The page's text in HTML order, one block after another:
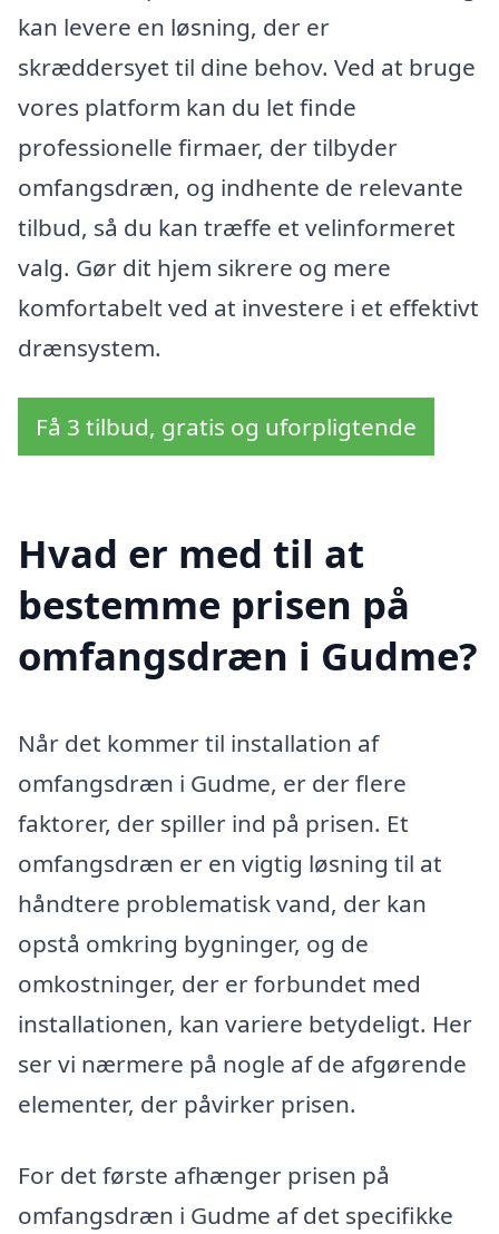
kan levere en løsning, der er
skræddersyet til dine behov. Ved at bruge
vores platform kan du let finde
professionelle firmaer, der tilbyder
omfangsdræn, og indhente de relevante
tilbud, så du kan træffe et velinformeret
valg. Gør dit hjem sikrere og mere
komfortabelt ved at investere i et effektivt
drænsystem.
Få 3 tilbud, gratis og uforpligtende
Hvad er med til at
bestemme prisen på
omfangsdræn i Gudme?
Når det kommer til installation af
omfangsdræn i Gudme, er der flere
faktorer, der spiller ind på prisen. Et
omfangsdræn er en vigtig løsning til at
håndtere problematisk vand, der kan
opstå omkring bygninger, og de
omkostninger, der er forbundet med
installationen, kan variere betydeligt. Her
ser vi nærmere på nogle af de afgørende
elementer, der påvirker prisen.
For det første afhænger prisen på
omfangsdræn i Gudme af det specifikke